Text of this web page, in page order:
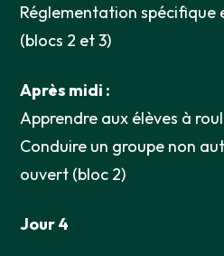
Réglementation spécifique
(blocs 2 et 3)
Après midi :
Apprendre aux élèves à
Conduire un groupe non
ouvert (bloc 2)
Jour 4